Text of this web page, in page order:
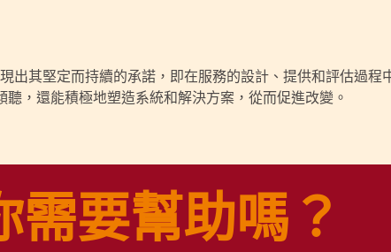
出其堅定而持續的承諾，即在服務的設計、提供和評估過程
，還能積極地塑造系統和解決方案，從而促進改變。
需要幫助嗎？